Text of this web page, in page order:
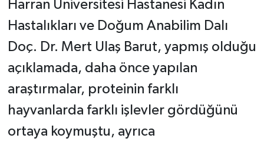
Harran Üniversitesi Hastanesi Kadın
Hastalıkları ve Doğum Anabilim Dalı
Doç. Dr. Mert Ulaş Barut, yapmış olduğu
açıklamada, daha önce yapılan
araştırmalar, proteinin farklı
hayvanlarda farklı işlevler gördüğünü
ortaya koymuştu, ayrıca